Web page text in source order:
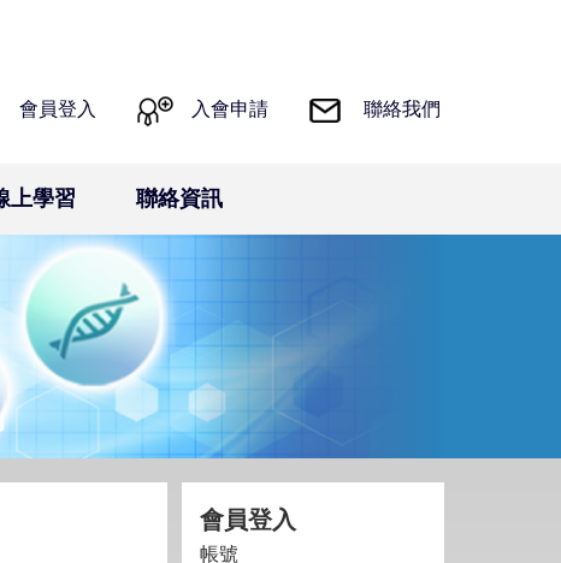
上學習 聯絡資訊
會員登入 入會申請 聯絡我們
會員登入
帳號